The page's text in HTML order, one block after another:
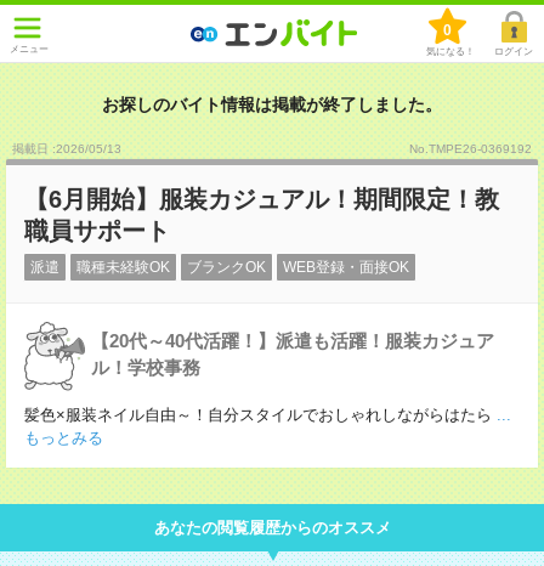
メニュー
0
気になる！ ログイン
お探しのバイト情報は掲載が終了しました。
掲載日 :2026/05/13 No.TMPE26-0369192
【6月開始】服装カジュアル！期間限定！教
職員サポート
派遣 職種未経験OK ブランクOK WEB登録・面接OK
【20代～40代活躍！】派遣も活躍！服装カジュア
ル！学校事務
髪色×服装ネイル自由～！自分スタイルでおしゃれしながらはたら ...
もっとみる
あなたの閲覧履歴からのオススメ